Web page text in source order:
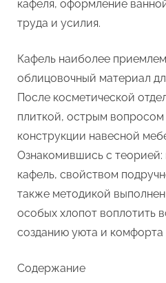
кафеля, оформление
труда и усилия.
Кафель наиболее
облицовочный материал
После косметической
плиткой, острым
конструкции навесной
Ознакомившись с теорией:
кафель, свойством
также методикой
особых хлопот воплотить
созданию уюта и комфорта
Содержание